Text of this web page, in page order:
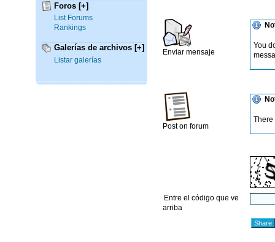
Enviar mensaje
You
Post on forum
There
Entre el código que ve
arriba
Foros [+]
List Forums
Rankings
Galerías de archivos [+]
Listar galerías